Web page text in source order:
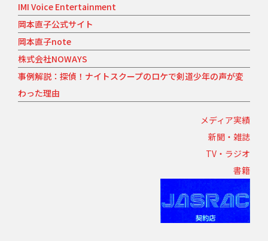
IMI Voice Entertainment
岡本直子公式サイト
岡本直子note
株式会社NOWAYS
事例解説：探偵！ナイトスクープのロケで剣道少年の声が変
わった理由
メディア実績
新聞・雑誌
TV・ラジオ
書籍